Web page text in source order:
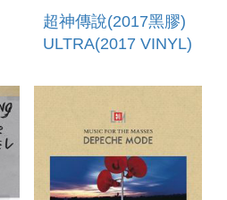
超神傳說(2017黑膠)
ULTRA(2017 VINYL)